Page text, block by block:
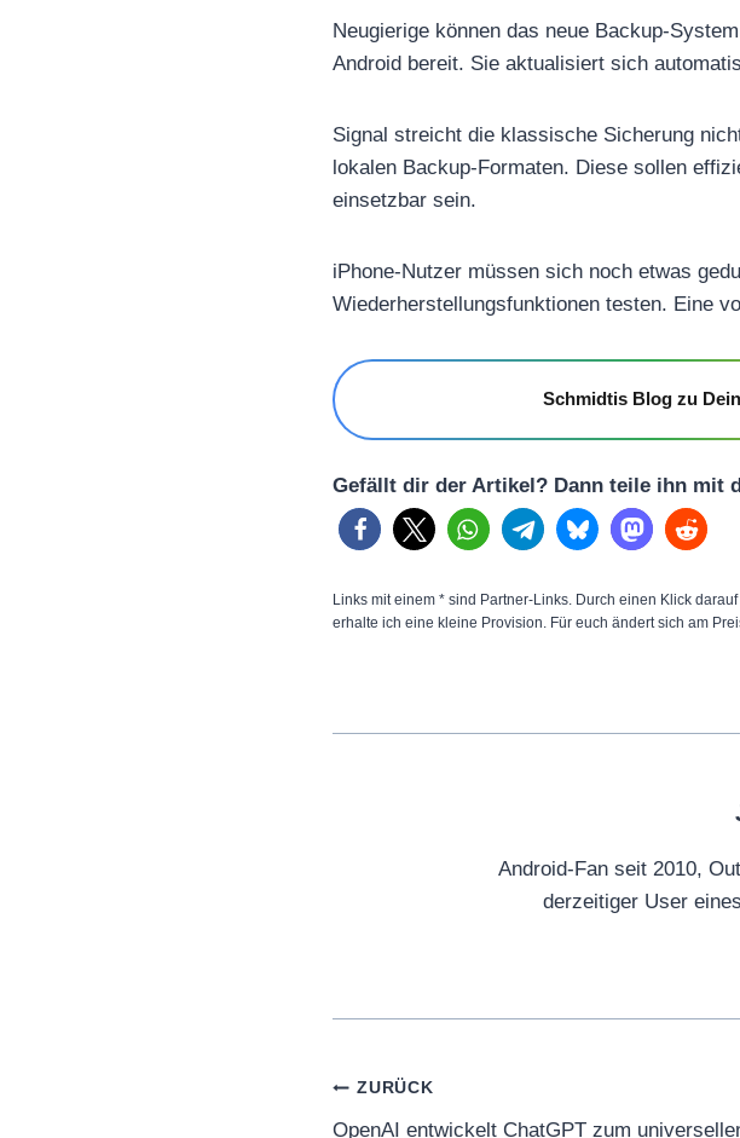
Neugierige können das neue Backup-
Android bereit. Sie aktualisiert sich
Signal streicht die klassische Sicherung
lokalen Backup-Formaten. Diese sollen
einsetzbar sein.
iPhone-Nutzer müssen sich noch etwas
Wiederherstellungsfunktionen testen. Eine
Schmidtis Blog zu
Gefällt dir der Artikel? Dann teile ihn mit
Links mit einem * sind Partner-Links. Durch einen Klick
erhalte ich eine kleine Provision. Für euch ändert sich am
Android-Fan seit 2010,
derzeitiger User
Beitragsnavigation
ZURÜCK
OpenAI entwickelt ChatGPT zum